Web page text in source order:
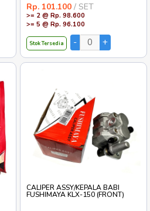
Rp. 101.100 / SET
>= 2 @ Rp. 98.600
>= 5 @ Rp. 96.100
Stok Tersedia
CALIPER ASSY/KEPALA BABI
FUSHIMAYA KLX-150 (FRONT)